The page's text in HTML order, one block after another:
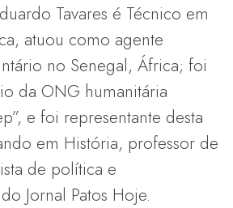
Tavares é Técnico em
atuou como agente
no Senegal, África; foi
da ONG humanitária
e foi representante desta
em História, professor de
de política e
Jornal Patos Hoje.